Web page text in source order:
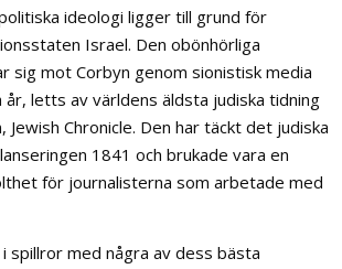
ideologi ligger till grund för
Israel. Den obönhörliga
sig mot Corbyn genom sionistisk media
år, letts av världens äldsta judiska tidning
Jewish Chronicle. Den har täckt det judiska
1841 och brukade vara en
för journalisterna som arbetade med
spillror med några av dess bästa